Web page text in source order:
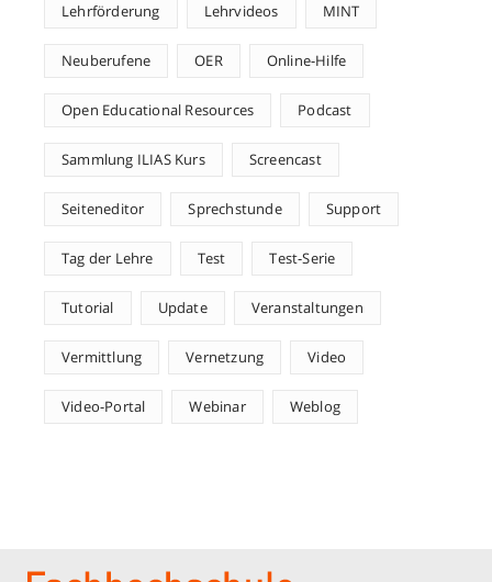
Lehrförderung Lehrvideos MINT
Neuberufene OER Online-Hilfe
Open Educational Resources Podcast
Sammlung ILIAS Kurs Screencast
Seiteneditor Sprechstunde Support
Tag der Lehre Test Test-Serie
Tutorial Update Veranstaltungen
Vermittlung Vernetzung Video
Video-Portal Webinar Weblog